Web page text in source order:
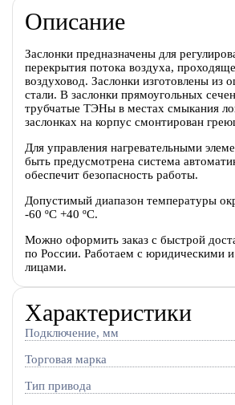
Описание
Заслонки предназначены для
перекрытия потока воздуха,
воздуховод. Заслонки изготовлены из
стали. В заслонки прямоугольных
трубчатые ТЭНы в местах смыкания
заслонках на корпус смонтирован
Для управления нагревательными
быть предусмотрена система
обеспечит безопасность работы.
Допустимый диапазон температуры
-60 ºС +40 ºС.
Можно оформить заказ с быстрой
по России. Работаем с юридическими
лицами.
Характеристики
Подключение, мм
Торговая марка
Тип привода